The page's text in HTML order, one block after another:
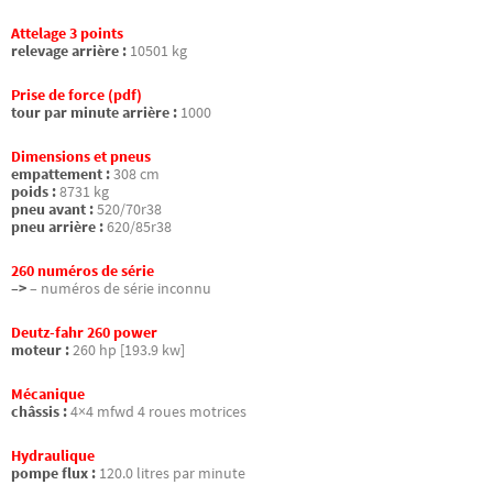
Attelage 3 points
relevage arrière : 10501 kg
Prise de force (pdf)
tour par minute arrière : 1000
Dimensions et pneus
empattement :308 cm
poids :8731 kg
pneu avant :520/70r38
pneu arrière :620/85r38
260 numéros de série
–>– numéros de série inconnu
Deutz-fahr 260 power
moteur :260 hp [193.9 kw]
Mécanique
châssis :4×4 mfwd 4 roues motrices
Hydraulique
pompe flux : 120.0 litres par minute